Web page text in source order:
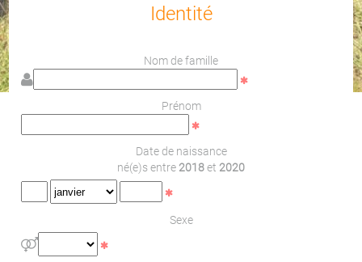
Identité
Nom de famille
Prénom
Date de naissance
né(e)s entre 2018et 2020
Sexe